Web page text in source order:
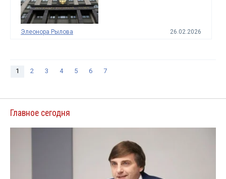
Элеонора Рылова 26.02.2026
1 2 3 4 5 6 7
Главное сегодня